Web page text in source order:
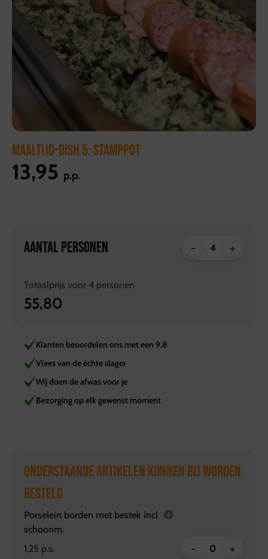
MAALTIJD-DISH 5: STAMPPOT
13,95 p.p.
AANTAL PERSONEN - +
Totaalprijs voor 4 personen
55,80
Klanten beoordelen ons met een 9,8
Vlees van de échte slager
Wij doen de afwas voor je
Bezorging op elk gewenst moment
ONDERSTAANDE ARTIKELEN KUNNEN BIJ WORDEN
BESTELD
Porselein borden met bestek incl
schoonm.
1,25 p.s.
- +